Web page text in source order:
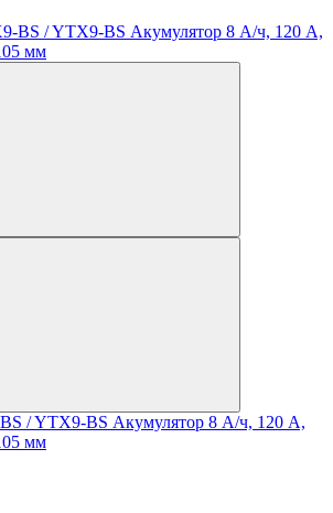
/ YTX9-BS Акумулятор 8 А/ч, 120 А,
мм